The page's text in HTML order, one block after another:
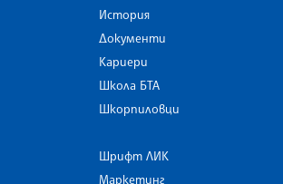
История
Документи
Кариери
Школа БТА
Шкорпиловци
Шрифт ЛИК
Маркетинг